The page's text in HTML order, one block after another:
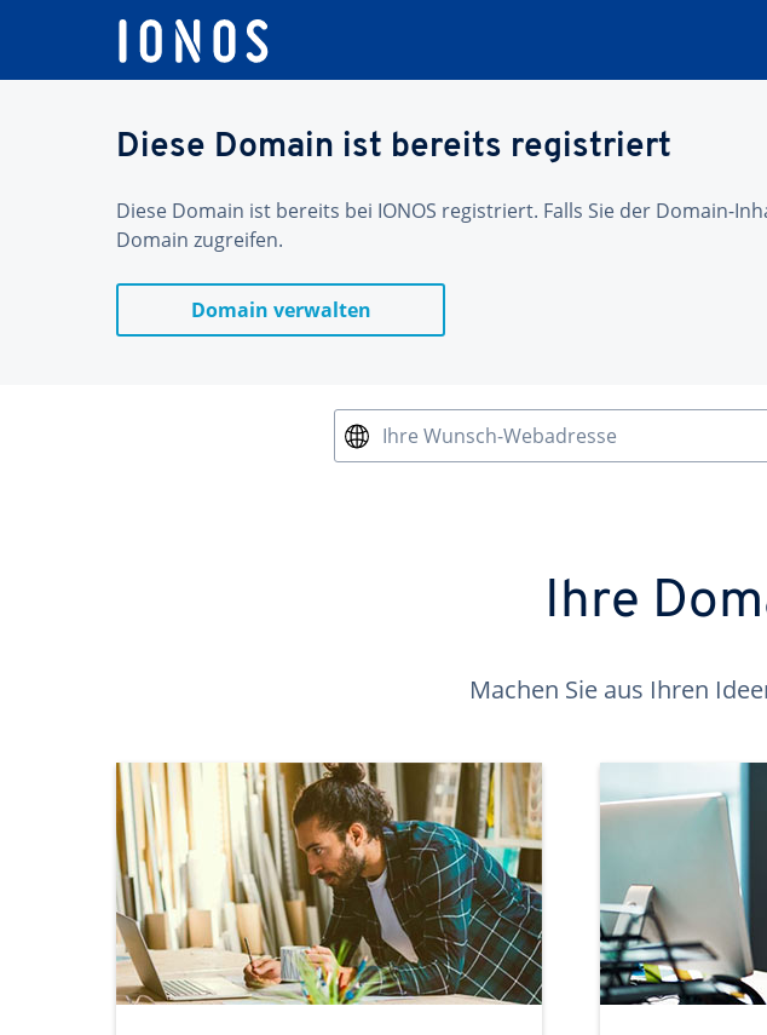
Diese Domain ist bereits registriert
Diese Domain ist bereits bei IONOS registriert. Falls Sie der Domain-
Domain zugreifen.
Domain verwalten
Ihre Wunsch-Webadresse
Ihre
Machen Sie aus Ihren